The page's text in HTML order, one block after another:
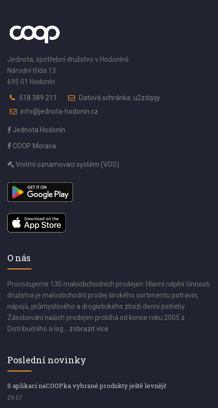
Jednota, spotřební družstvo v Hodoníně
Národní třída 13
695 01 Hodonín
518 389 211
Datová schránka: u2zdqqy
info@jednota-hodonin.cz
Jednota Hodonín
COOP Morava
Vnitřní oznamovací systém (VOS)
O nás
Provozujeme 130 maloobchodních prodejen. Hlavní náplní činnosti
družstva je maloobchodní prodej širokého sortimentu potravin,
nápojů, průmyslového a drogistického zboží denní potřeby.
Zásobování našich prodejen probíhá od konce roku 2005 z
Distribučního a log... zobrazit více
Poslední novinky
S aplikací naCOOPka vybrané produkty ještě levněji!
29.07